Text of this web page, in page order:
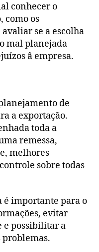
conhecer o
como os
se a escolha
mal planejada
â empresa.
de
a exportação.
toda a
remessa,
melhores
sobre todas
é importante para o
evitar
e possibilitar a
problemas.